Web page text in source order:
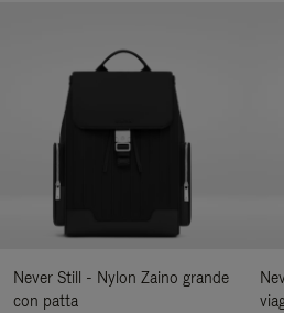
Never Still - Nylon Zaino grande
con patta